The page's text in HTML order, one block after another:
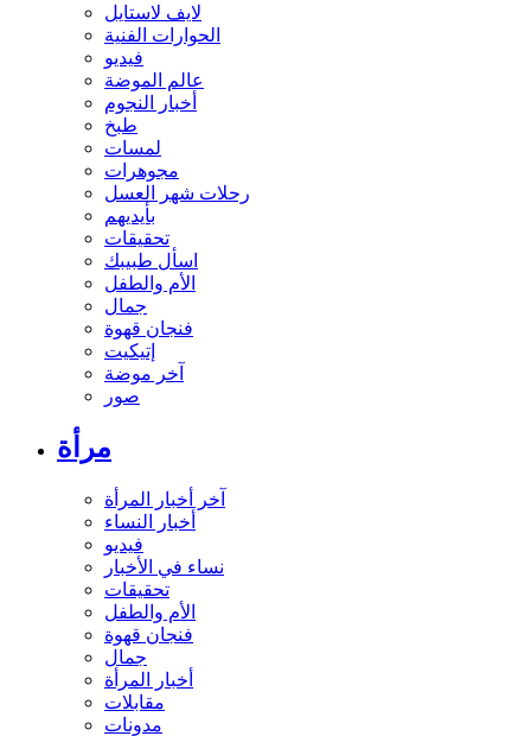
لايف لاستايل
الحوارات الفنية
فيديو
عالم الموضة
أخبار النجوم
طبخ
لمسات
مجوهرات
رحلات شهر العسل
بأيديهم
تحقيقات
اسأل طبيبك
الأم والطفل
جمال
فنجان قهوة
إتيكيت
آخر موضة
صور
مرأة
آخر أخبار المرأة
أخبار النساء
فيديو
نساء في الأخبار
تحقيقات
الأم والطفل
فنجان قهوة
جمال
أخبار المرأة
مقابلات
مدونات